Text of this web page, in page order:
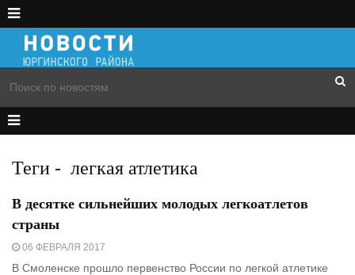
Теги - легкая атлетика
В десятке сильнейших молодых легкоатлетов
страны
06 ФЕВРАЛЯ 2017
В Смоленске прошло первенство России по легкой атлетике